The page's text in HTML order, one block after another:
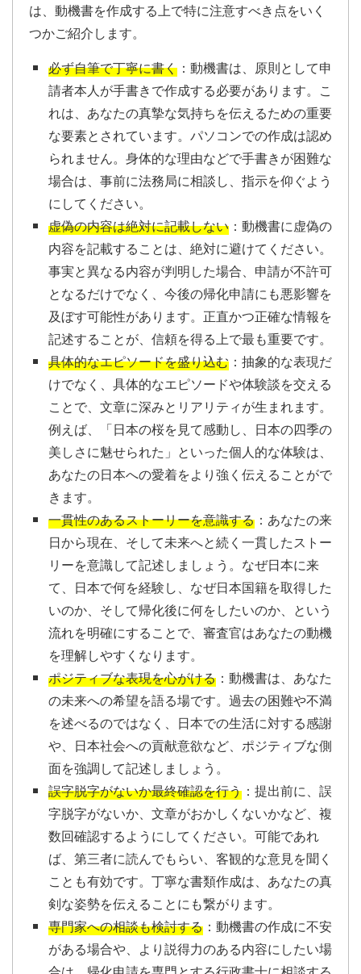
は、動機書を作成する上で特に注意すべき点をいく
つかご紹介します。
必ず自筆で丁寧に書く ：動機書は、原則として申
請者本人が手書きで作成する必要があります。こ
れは、あなたの真摯な気持ちを伝えるための重要
な要素とされています。パソコンでの作成は認め
られません。身体的な理由などで手書きが困難な
場合は、事前に法務局に相談し、指示を仰ぐよう
にしてください。
虚偽の内容は絶対に記載しない ：動機書に虚偽の
内容を記載することは、絶対に避けてください。
事実と異なる内容が判明した場合、申請が不許可
となるだけでなく、今後の帰化申請にも悪影響を
及ぼす可能性があります。正直かつ正確な情報を
記述することが、信頼を得る上で最も重要です。
具体的なエピソードを盛り込む ：抽象的な表現だ
けでなく、具体的なエピソードや体験談を交える
ことで、文章に深みとリアリティが生まれます。
例えば、「日本の桜を見て感動し、日本の四季の
美しさに魅せられた」といった個人的な体験は、
あなたの日本への愛着をより強く伝えることがで
きます。
一貫性のあるストーリーを意識する ：あなたの来
日から現在、そして未来へと続く一貫したストー
リーを意識して記述しましょう。なぜ日本に来
て、日本で何を経験し、なぜ日本国籍を取得した
いのか、そして帰化後に何をしたいのか、という
流れを明確にすることで、審査官はあなたの動機
を理解しやすくなります。
ポジティブな表現を心がける ：動機書は、あなた
の未来への希望を語る場です。過去の困難や不満
を述べるのではなく、日本での生活に対する感謝
や、日本社会への貢献意欲など、ポジティブな側
面を強調して記述しましょう。
誤字脱字がないか最終確認を行う ：提出前に、誤
字脱字がないか、文章がおかしくないかなど、複
数回確認するようにしてください。可能であれ
ば、第三者に読んでもらい、客観的な意見を聞く
ことも有効です。丁寧な書類作成は、あなたの真
剣な姿勢を伝えることにも繋がります。
専門家への相談も検討する ：動機書の作成に不安
がある場合や、より説得力のある内容にしたい場